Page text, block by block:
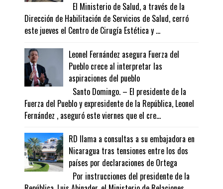
El Ministerio de Salud, a través de la
Dirección de Habilitación de Servicios de Salud, cerró
este jueves el Centro de Cirugía Estética y ...
Leonel Fernández asegura Fuerza del
Pueblo crece al interpretar las
aspiraciones del pueblo
Santo Domingo. – El presidente de la
Fuerza del Pueblo y expresidente de la República, Leonel
Fernández , aseguró este viernes que el cre...
RD llama a consultas a su embajadora en
Nicaragua tras tensiones entre los dos
países por declaraciones de Ortega
Por instrucciones del presidente de la